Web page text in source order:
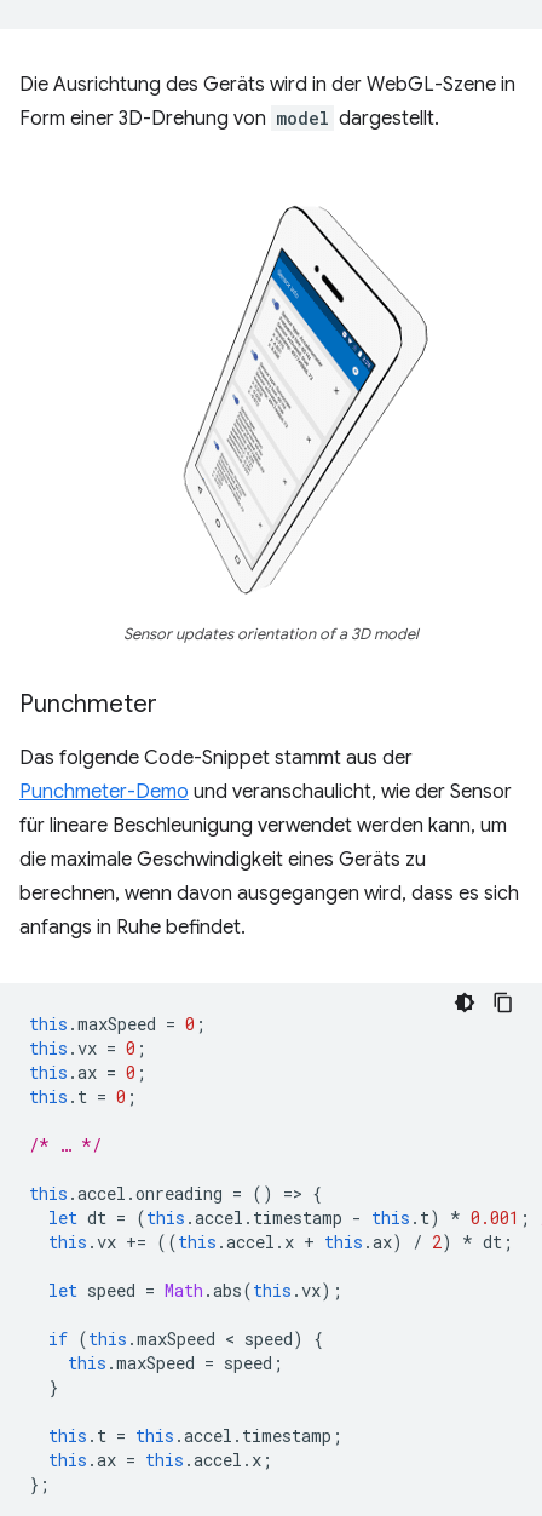
Die Ausrichtung des Geräts wird in der WebGL-Szene in
Form einer 3D-Drehung von model dargestellt.
Sensor updates orientation of a 3D model
Punchmeter
Das folgende Code-Snippet stammt aus der
Punchmeter-Demo und veranschaulicht, wie der Sensor
für lineare Beschleunigung verwendet werden kann, um
die maximale Geschwindigkeit eines Geräts zu
berechnen, wenn davon ausgegangen wird, dass es sich
anfangs in Ruhe befindet.
this .maxSpeed = 0 ;
this .vx = 0 ;
this .ax = 0 ;
this . t = 0 ;
/* … */
this .accel .onreading = () => {
let dt = (this .accel . timestamp - this . t) * 0.001 ;
this .vx += ((this .accel . x + this .ax) / 2) * dt ;
let speed = Math .abs(this .vx);
if (this .maxSpeed < speed)
{
this .maxSpeed = speed ;
}
this . t = this .accel . timestamp ;
this .ax = this .accel . x ;
};